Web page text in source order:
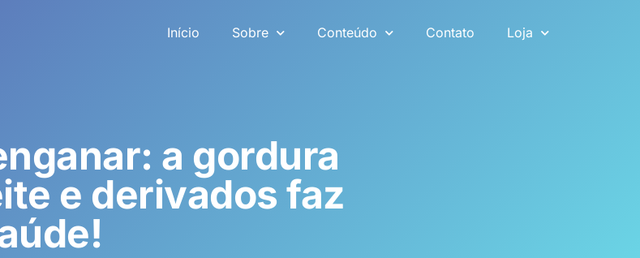
Início Sobre Conteúdo Contato Loja
a gordura
e derivados faz